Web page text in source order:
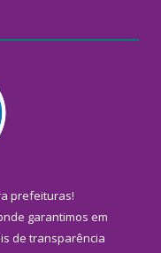
prefeituras!
garantimos em
de transparência